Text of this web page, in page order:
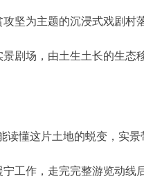
坚为主题的沉浸式戏剧村
剧场，由土生土长的生态
懂这片土地的蜕变，实
工作，走完完整游览动线